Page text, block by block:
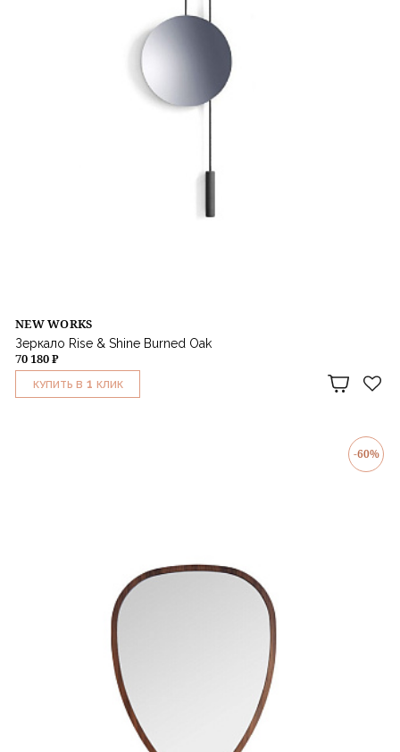
NEW WORKS
Зеркало Rise & Shine Burned Oak
70 180 ₽
КУПИТЬ В 1 КЛИК
-60%